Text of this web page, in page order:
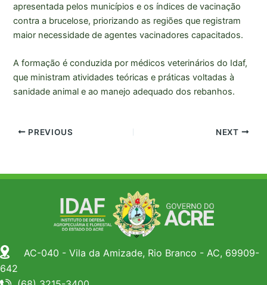
apresentada pelos municípios e os índices de vacinação
contra a brucelose, priorizando as regiões que registram
maior necessidade de agentes vacinadores capacitados.
A formação é conduzida por médicos veterinários do Idaf,
que ministram atividades teóricas e práticas voltadas à
sanidade animal e ao manejo adequado dos rebanhos.
PREVIOUS NEXT
AC-040 - Vila da Amizade, Rio Branco - AC, 69909-
642